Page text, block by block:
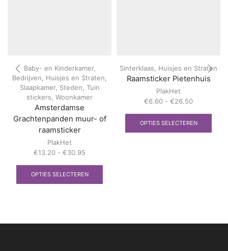
Baby- en Kinderkamer,
Bedrijven, Huisjes en Straten,
Slaapkamer, Steden, Tuin
stickers, Woonkamer
Amsterdamse
Grachtenpanden muur- of
raamsticker
PlakHet
€13.20 - €30.95
tot
OPTIES SELECTEREN
Sinterklaas, Huisjes en Straten
Raamsticker Pietenhuis
PlakHet
€6.60 - €26.50Prijsklasse:
tot
OPTIES SELECTEREN